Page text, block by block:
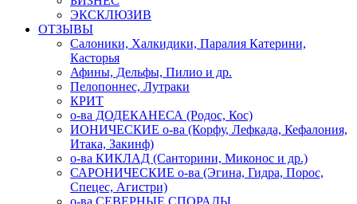
ЭКСКЛЮЗИВ
ОТЗЫВЫ
Салоники, Халкидики, Паралия Катерини,
Касторья
Афины, Дельфы, Пилио и др.
Пелопоннес, Лутраки
КРИТ
о-ва ДОДЕКАНЕСА (Родос, Кос)
ИОНИЧЕСКИЕ о-ва (Корфу, Лефкада, Кефалония,
Итака, Закинф)
о-ва КИКЛАД (Санторини, Миконос и др.)
САРОНИЧЕСКИЕ о-ва (Эгина, Гидра, Порос,
Спецес, Агистри)
о-ва СЕВЕРНЫЕ СПОРАДЫ